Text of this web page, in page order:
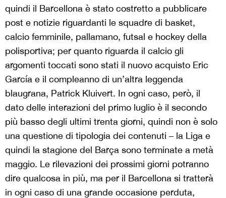
quindi il Barcellona è stato costretto a pubblicare
post e notizie riguardanti le squadre di basket,
calcio femminile, pallamano, futsal e hockey della
polisportiva; per quanto riguarda il calcio gli
argomenti toccati sono stati il nuovo acquisto Eric
García e il compleanno di un’altra leggenda
blaugrana, Patrick Kluivert. In ogni caso, però, il
dato delle interazioni del primo luglio è il secondo
più basso degli ultimi trenta giorni, quindi non è solo
una questione di tipologia dei contenuti – la Liga e
quindi la stagione del Barça sono terminate a metà
maggio. Le rilevazioni dei prossimi giorni potranno
dire qualcosa in più, ma per il Barcellona si tratterà
in ogni caso di una grande occasione perduta,